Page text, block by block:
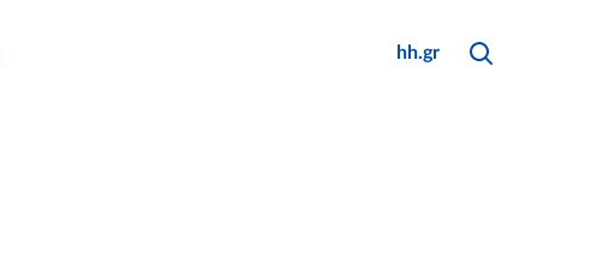
hh.gr Αναζήτηση
Κλείσιμο